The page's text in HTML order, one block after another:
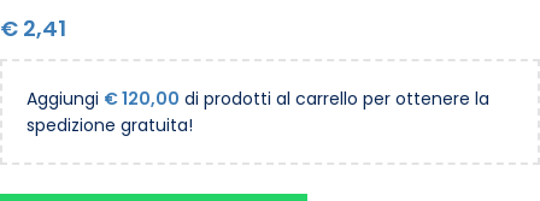
€ 2,41
Aggiungi €120,00 di prodotti al carrello per ottenere la
spedizione gratuita!